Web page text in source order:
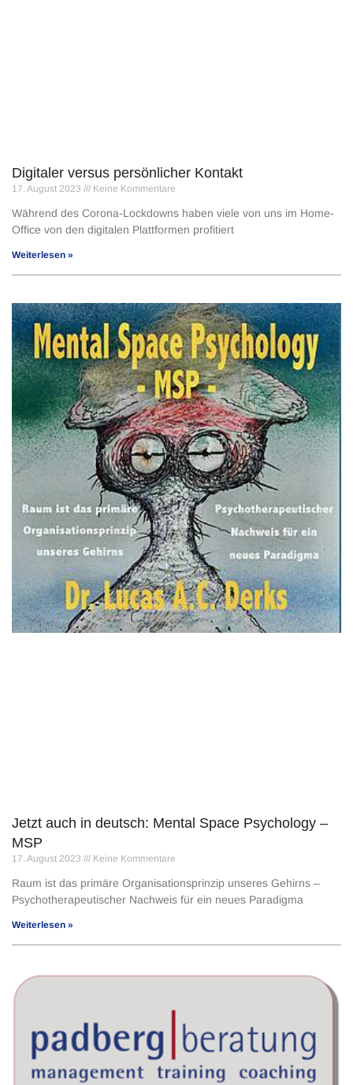
Digitaler versus persönlicher Kontakt
17. August 2023 Keine Kommentare
Während des Corona-Lockdowns haben viele von uns im Home-
Office von den digitalen Plattformen profitiert
Weiterlesen »
Jetzt auch in deutsch: Mental Space Psychology –
MSP
17. August 2023 Keine Kommentare
Raum ist das primäre Organisationsprinzip unseres Gehirns –
Psychotherapeutischer Nachweis für ein neues Paradigma
Weiterlesen »